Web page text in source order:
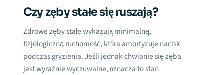
Czy zęby stałe się ruszają?
Zdrowe zęby stałe wykazują minimalną,
fizjologiczną ruchomość, która amortyzuje nacisk
podczas gryzienia. Jeśli jednak chwianie się zęba
jest wyraźnie wyczuwalne, oznacza to stan